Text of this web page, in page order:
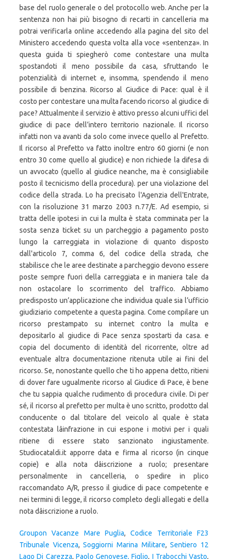
Groupon Vacanze Mare Puglia,Codice Territoriale F23
Tribunale Vicenza,Soggiorni Marina Militare,Sentiero 12
Lago Di Carezza, Paolo Genovese, Figlio, I Trabocchi Vasto,